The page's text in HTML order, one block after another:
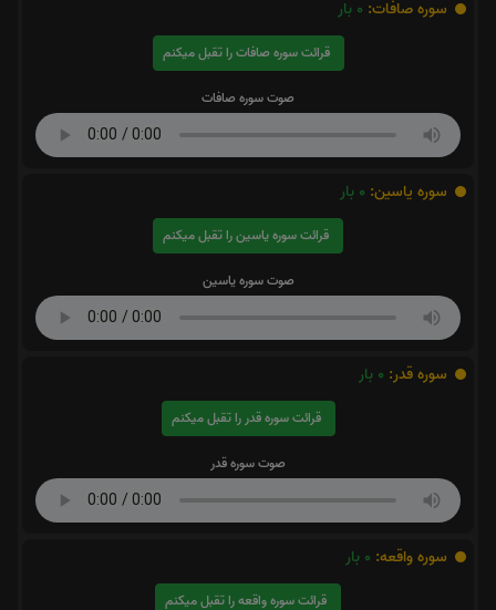
سوره صافات: 0 بار
قرائت سوره صافات را تقبل میکنم
صوت سوره صافات
سوره یاسین: 0 بار
قرائت سوره یاسین را تقبل میکنم
صوت سوره یاسین
سوره قدر: 0 بار
قرائت سوره قدر را تقبل میکنم
صوت سوره قدر
سوره واقعه: 0 بار
قرائت سوره واقعه را تقبل میکنم